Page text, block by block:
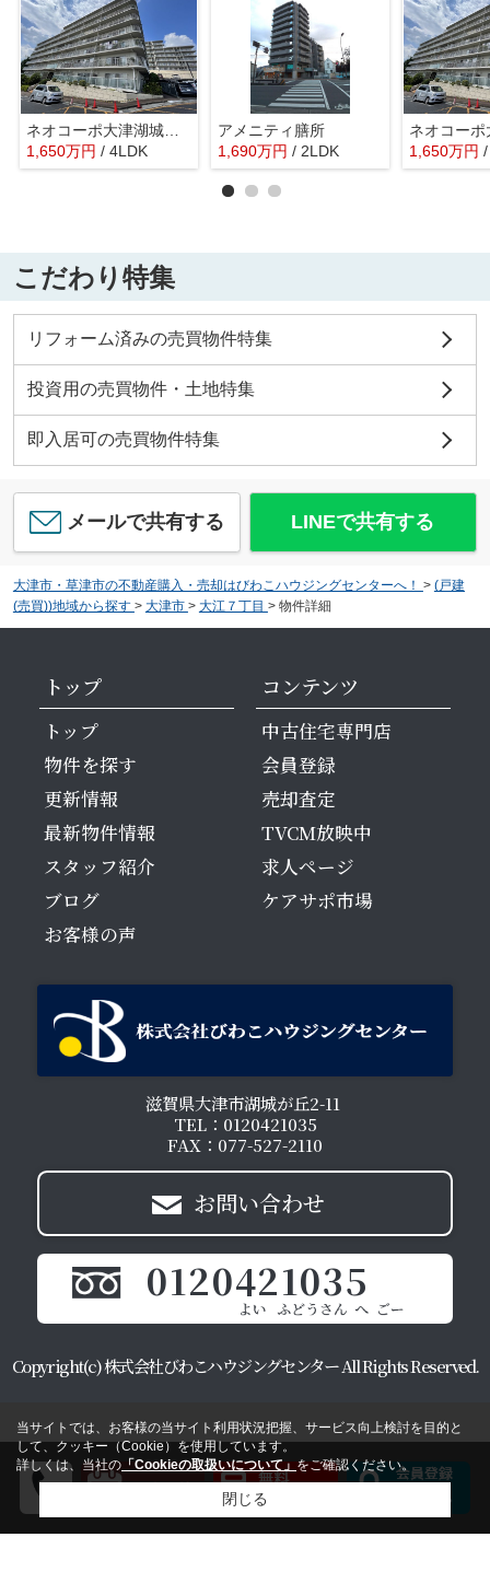
ネオコーポ大津湖城が丘C棟
1,650万円 / 4LDK
アメニティ膳所
1,690万円 / 2LDK 1,650万円
こだわり特集
リフォーム済みの売買物件特集
投資用の売買物件・土地特集
即入居可の売買物件特集
メールで共有する LINEで共有する
大津市・草津市の不動産購入・売却はびわこハウジングセンターへ！ > (戸建
(売買))地域から探す > 大津市 > 大江７丁目 > 物件詳細
トップ
トップ
物件を探す
更新情報
最新物件情報
スタッフ紹介
ブログ
お客様の声
コンテンツ
中古住宅専門店
会員登録
売却査定
TVCM放映中
求人ページ
ケアサポ市場
滋賀県大津市湖城が丘2-11
TEL：0120421035
FAX：077-527-2110
お問い合わせ
0120421035
Copyright(c) 株式会社びわこハウジングセンター All Rights Reserved.
当サイトでは、お客様の当サイト利用状況把握、サービス向上検討を目的と
して、クッキー（Cookie）を使用しています。
詳しくは、当社の 「Cookieの取扱いについて」 をご確認ください。
閉じる